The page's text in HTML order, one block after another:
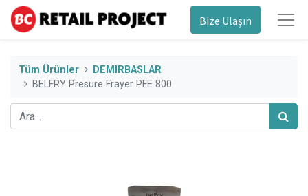
Bize Ulaşın
Tüm Ürünler
DEMIRBASLAR
BELFRY Presure Frayer PFE 800